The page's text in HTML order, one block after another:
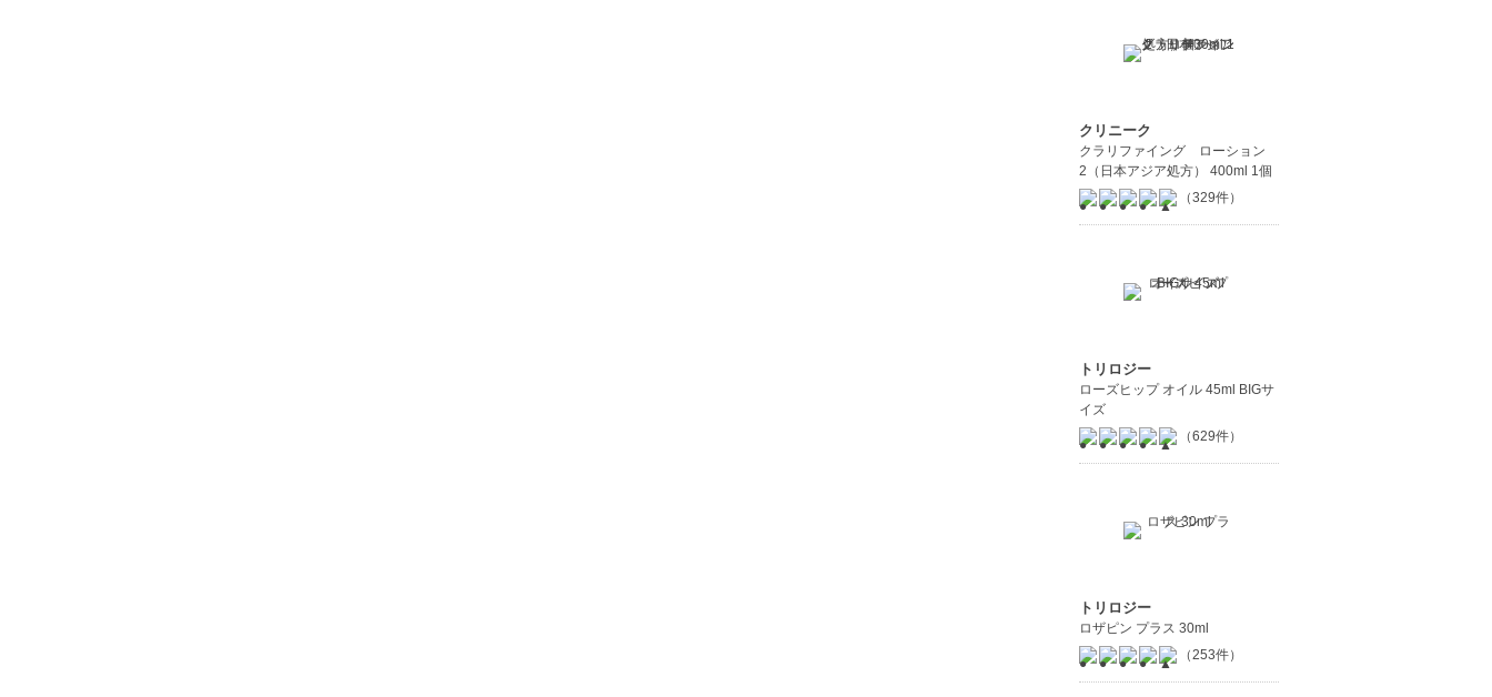
クリニーク
クラリファイング ローション
2（日本アジア処方） 400ml 1個
（329件）
トリロジー
ローズヒップ オイル 45ml BIGサ
イズ
（629件）
トリロジー
ロザピン プラス 30ml
（253件）